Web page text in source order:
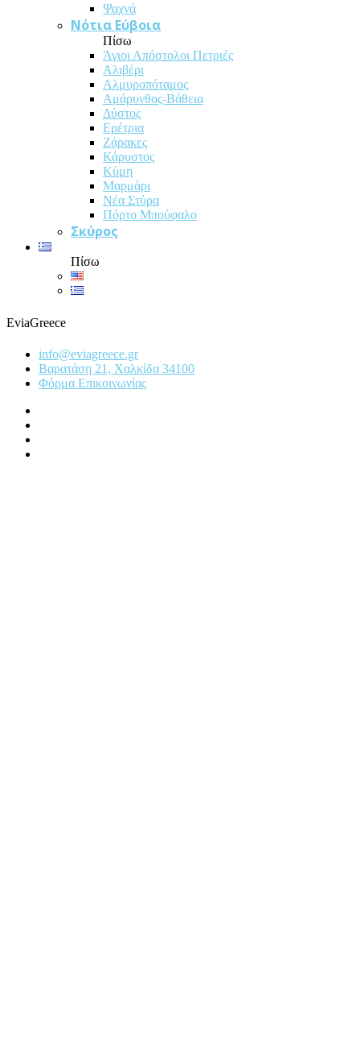
Ψαχνά
Νότια Εύβοια
Πίσω
Άγιοι Απόστολοι Πετριές
Αλιβέρι
Αλμυροπόταμος
Αμάρυνθος-Βάθεια
Δύστος
Ερέτρια
Ζάρακες
Κάρυστος
Κύμη
Μαρμάρι
Νέα Στύρα
Πόρτο Μπούφαλο
Σκύρος
Πίσω
EviaGreece
info@eviagreece.gr
Βαρατάση 21, Χαλκίδα 34100
Φόρμα Επικοινωνίας